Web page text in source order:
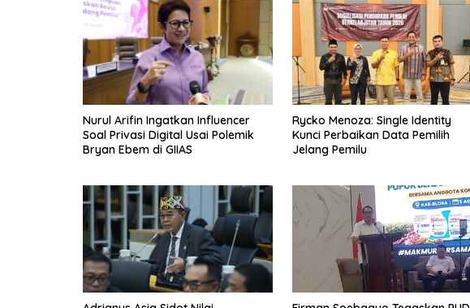
Nurul Arifin Ingatkan Influencer
Soal Privasi Digital Usai Polemik
Bryan Ebem di GIIAS
Rycko Menoza: Single Identity
Kunci Perbaikan Data Pemilih
Jelang Pemilu